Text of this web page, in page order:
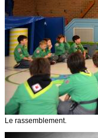
Le rassemblement.